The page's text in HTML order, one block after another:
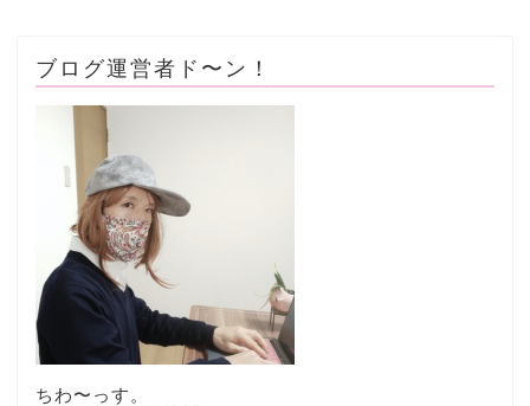
ブログ運営者ド〜ン！
ちわ〜っす。